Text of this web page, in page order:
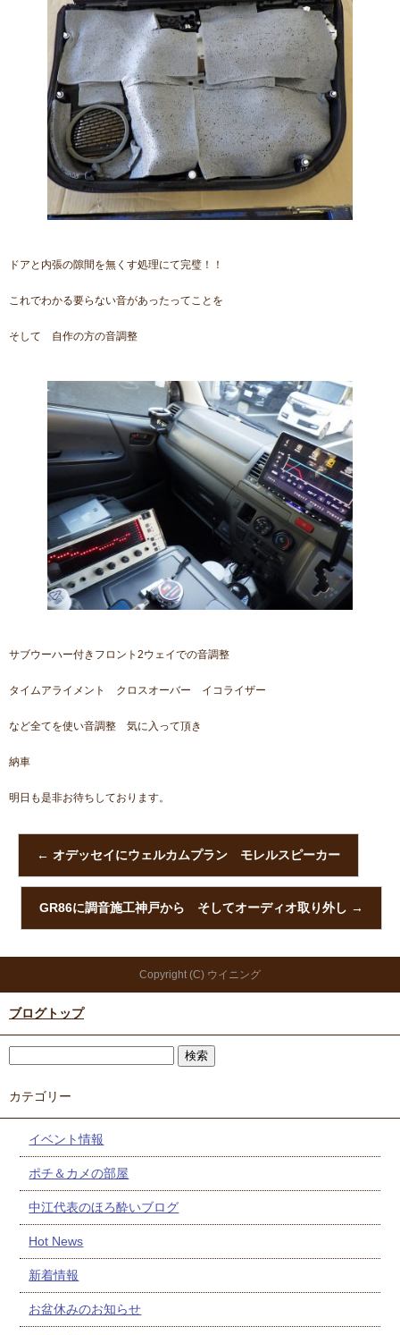
ドアと内張の隙間を無くす処理にて完璧！！
これでわかる要らない音があったってことを
そして 自作の方の音調整
サブウーハー付きフロント2ウェイでの音調整
タイムアライメント クロスオーバー イコライザー
など全てを使い音調整 気に入って頂き
納車
明日も是非お待ちしております。
← オデッセイにウェルカムプラン モレルスピーカー
GR86に調音施工神戸から そしてオーディオ取り外し →
Copyright (C) ウイニング
ブログトップ
カテゴリー
イベント情報
ポチ＆カメの部屋
中江代表のほろ酔いブログ
Hot News
新着情報
お盆休みのお知らせ